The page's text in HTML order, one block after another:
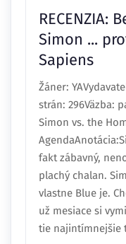
Sapiens
Žáner:
strán: 296Väzba:
fakt zábavný,
plachý chalan.
vlastne Blue je.
už mesiace si
tie najintímnejšie
Prečítať celú